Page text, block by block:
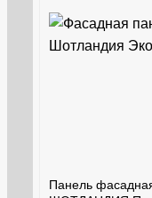
Панель